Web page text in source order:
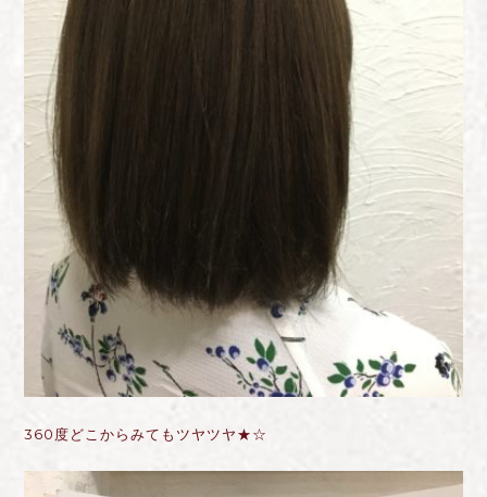
360度どこからみてもツヤツヤ★☆